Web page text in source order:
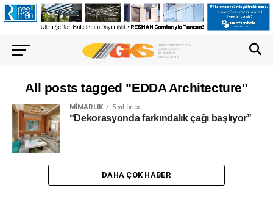
All posts tagged "EDDA Architecture"
MIMARLIK 5 yıl önce
“Dekorasyonda farkındalık çağı başlıyor”
DAHA ÇOK HABER